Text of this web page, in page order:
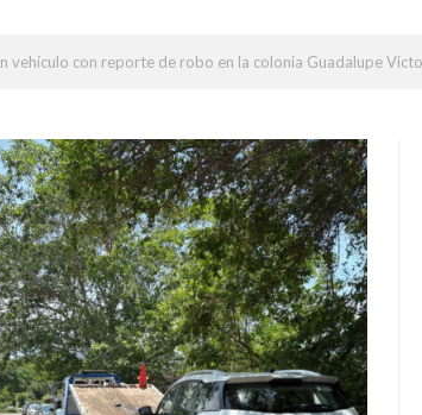
vehículo con reporte de robo en la colonia Guadalupe